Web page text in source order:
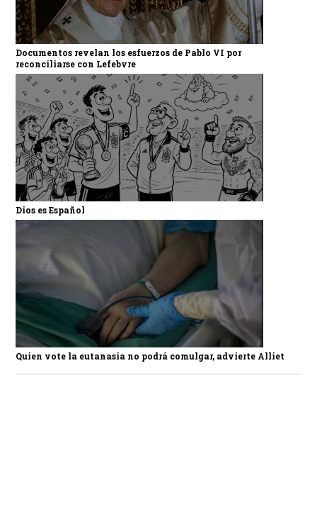
Documentos revelan los esfuerzos de Pablo VI por
reconciliarse con Lefebvre
Dios es Español
Quien vote la eutanasia no podrá comulgar, advierte Alliet